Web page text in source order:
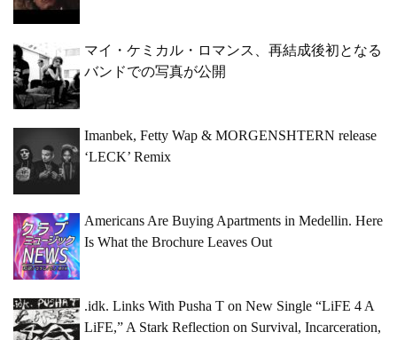
マイ・ケミカル・ロマンス、再結成後初となる
バンドでの写真が公開
Imanbek, Fetty Wap & MORGENSHTERN release
‘LECK’ Remix
Americans Are Buying Apartments in Medellin. Here
Is What the Brochure Leaves Out
.idk. Links With Pusha T on New Single “LiFE 4 A
LiFE,” A Stark Reflection on Survival, Incarceration,